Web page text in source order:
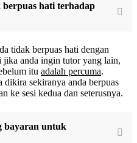
hati terhadap
tidak berpuas hati dengan
anda ingin tutor yang lain,
itu adalah percuma.
dikira sekiranya anda berpuas
ke sesi kedua dan seterusnya.
bayaran untuk